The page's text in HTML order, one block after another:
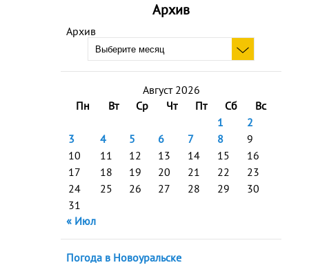
Архив
Архив
Август 2026
Пн
Вт Ср Чт Пт Сб
Вс
1
2
3
4 5 6 7 8
9
10
11 12 13 14 15
16
17
18 19 20 21 22
23
24
25 26 27 28 29
30
31
« Июл
Погода в Новоуральске